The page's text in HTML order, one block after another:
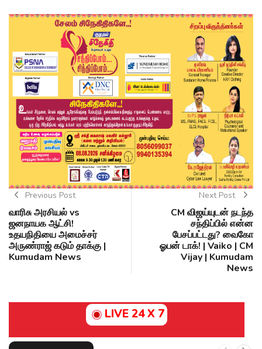
Previous Post
வாரிசு அரசியல் vs
ஜனநாயக ஆட்சி!
உதயநிதியை அமைச்சர்
அருண்ராஜ் கடும் தாக்கு |
Kumudam News
Next Post
CM விஜய்யுடன் நடந்த
சந்திப்பில் என்ன
பேசப்பட்டது? வைகோ
ஓபன் டாக்! | Vaiko | CM
Vijay | Kumudam
News
LIVE 24 X 7